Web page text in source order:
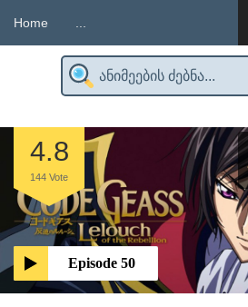
Home
Episode 50
4.8
144 Vote